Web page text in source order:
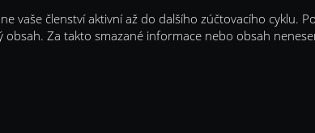
vaše členství aktivní až do dalšího zúčtovacího
obsah. Za takto smazané informace nebo obsah